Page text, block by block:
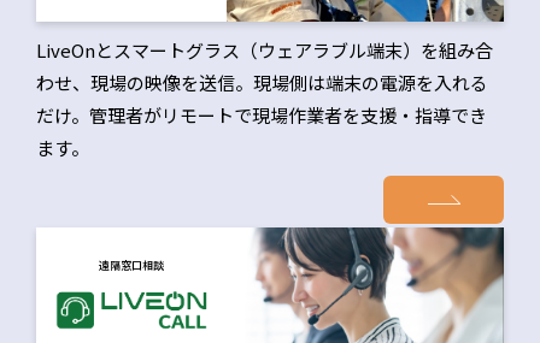
LiveOnとスマートグラス（ウェアラブル端末）を組み合
わせ、現場の映像を送信。現場側は端末の電源を入れる
だけ。管理者がリモートで現場作業者を支援・指導でき
ます。
遠隔窓口相談